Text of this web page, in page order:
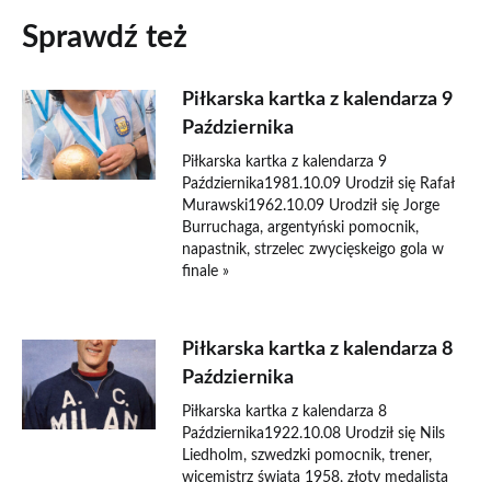
Sprawdź też
Piłkarska kartka z kalendarza 9
Października
Piłkarska kartka z kalendarza 9
Października1981.10.09 Urodził się Rafał
Murawski1962.10.09 Urodził się Jorge
Burruchaga, argentyński pomocnik,
napastnik, strzelec zwycięskeigo gola w
finale »
Piłkarska kartka z kalendarza 8
Października
Piłkarska kartka z kalendarza 8
Października1922.10.08 Urodził się Nils
Liedholm, szwedzki pomocnik, trener,
wicemistrz świata 1958, złoty medalista